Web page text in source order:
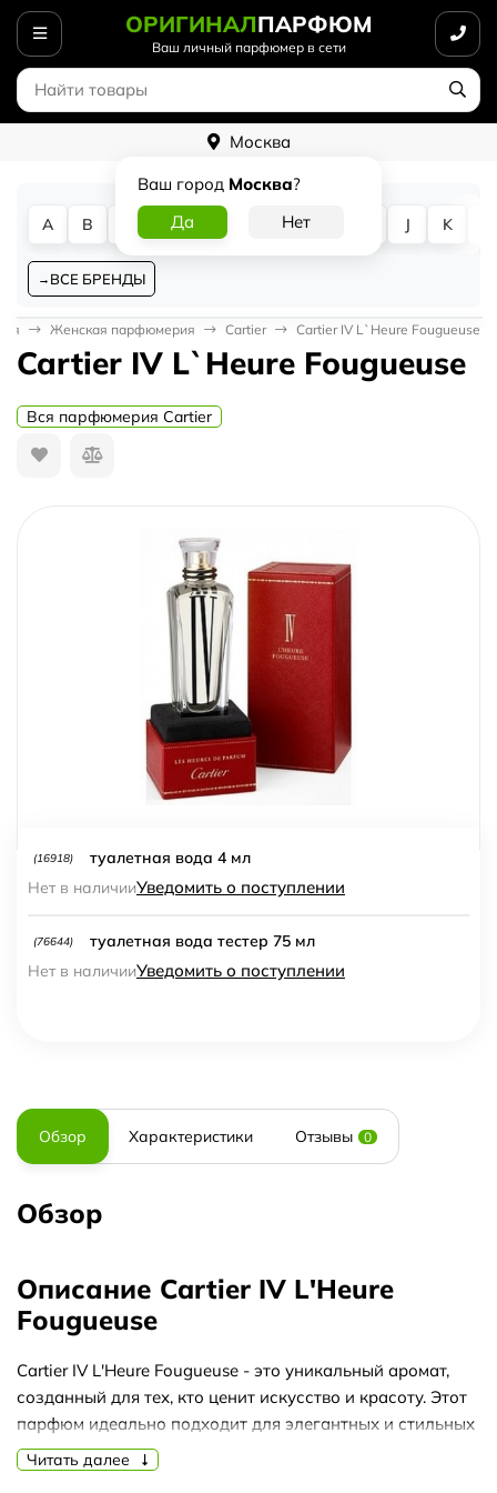
ОРИГИНАЛПАРФЮМ
Ваш личный парфюмер в сети
Москва
Ваш город Москва?
A B D G J K
ВСЕ БРЕНДЫ
Женская парфюмерия Cartier Cartier IV L`Heure Fougueuse
Cartier IV L`Heure Fougueuse
Вся парфюмерия Cartier
(16918)
туалетная вода 4 мл
Нет в наличииУведомить о поступлении
(76644)
туалетная вода тестер 75 мл
Нет в наличииУведомить о поступлении
Обзор Характеристики Отзывы 0
Обзор
Описание Cartier IV L'Heure
Fougueuse
Cartier IV L'Heure Fougueuse - это уникальный аромат,
созданный для тех, кто ценит искусство и красоту. Этот
парфюм идеально подходит для элегантных и стильных
женщин, которые хотят оставаться неповторимыми и
запоминающимися.
Читать далее